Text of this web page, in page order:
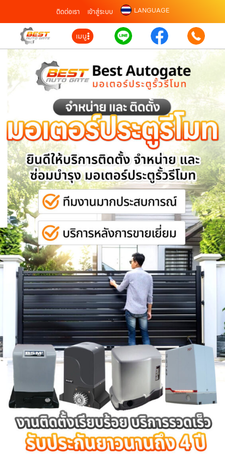
ติดต่อเรา เข้าสู่ระบบ LANGUAGE
เมนู